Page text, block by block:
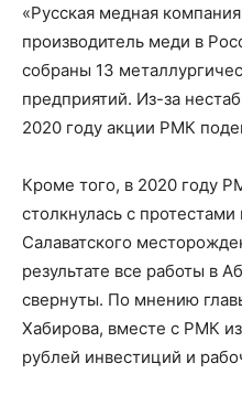
«Русская медная
производитель меди в
собраны 13
предприятий. Из-за
2020 году акции РМК
Кроме того, в 2020 году
столкнулась с протестами
Салаватского
результате все работы в
свернуты. По мнению
Хабирова, вместе с РМК
рублей инвестиций и